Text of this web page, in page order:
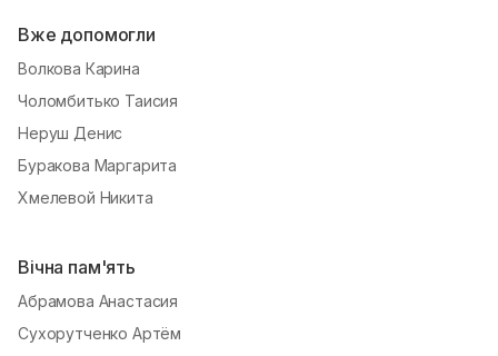
Вже допомогли
Волкова Карина
Чоломбитько Таисия
Неруш Денис
Буракова Маргарита
Хмелевой Никита
Вічна пам'ять
Абрамова Анастасия
Сухорутченко Артём